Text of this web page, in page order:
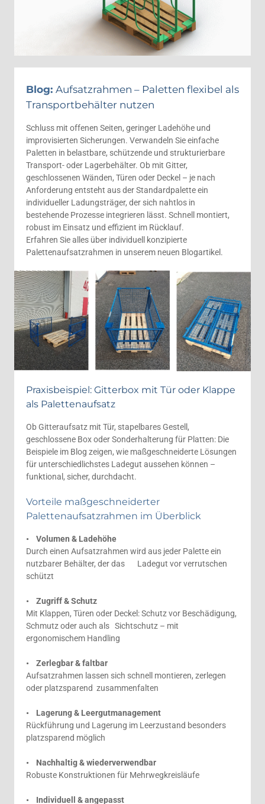
Blog: Aufsatzrahmen – Paletten flexibel als
Transportbehälter nutzen
Schluss mit offenen Seiten, geringer Ladehöhe und
improvisierten Sicherungen. Verwandeln Sie einfache
Paletten in belastbare, schützende und strukturierbare
Transport- oder Lagerbehälter. Ob mit Gitter,
geschlossenen Wänden, Türen oder Deckel – je nach
Anforderung entsteht aus der Standardpalette ein
individueller Ladungsträger, der sich nahtlos in
bestehende Prozesse integrieren lässt. Schnell montiert,
robust im Einsatz und effizient im Rücklauf.
Erfahren Sie alles über individuell konzipierte
Palettenaufsatzrahmen in unserem neuen Blogartikel.
Praxisbeispiel: Gitterbox mit Tür oder Klappe
als Palettenaufsatz
Ob Gitteraufsatz mit Tür, stapelbares Gestell,
geschlossene Box oder Sonderhalterung für Platten: Die
Beispiele im Blog zeigen, wie maßgeschneiderte Lösungen
für unterschiedlichstes Ladegut aussehen können –
funktional, sicher, durchdacht.
Vorteile maßgeschneiderter
Palettenaufsatzrahmen im Überblick
• Volumen & Ladehöhe
Durch einen Aufsatzrahmen wird aus jeder Palette ein
nutzbarer Behälter, der das Ladegut vor verrutschen
schützt
• Zugriff & Schutz
Mit Klappen, Türen oder Deckel: Schutz vor Beschädigung,
Schmutz oder auch als Sichtschutz – mit
ergonomischem Handling
• Zerlegbar & faltbar
Aufsatzrahmen lassen sich schnell montieren, zerlegen
oder platzsparend zusammenfalten
• Lagerung & Leergutmanagement
Rückführung und Lagerung im Leerzustand besonders
platzsparend möglich
• Nachhaltig & wiederverwendbar
Robuste Konstruktionen für Mehrwegkreisläufe
• Individuell & angepasst